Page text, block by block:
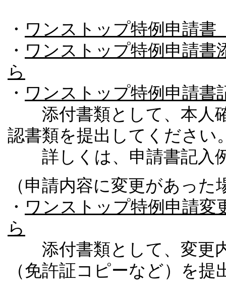
・ ワンストップ特例申請
・ ワンストップ特例申請書
ら
・ ワンストップ特例申請書
添付書類として、本人
認書類を提出してください
詳しくは、申請書記入
（申請内容に変更があった
・ ワンストップ特例申請変
ら
添付書類として、変更
（免許証コピーなど）を